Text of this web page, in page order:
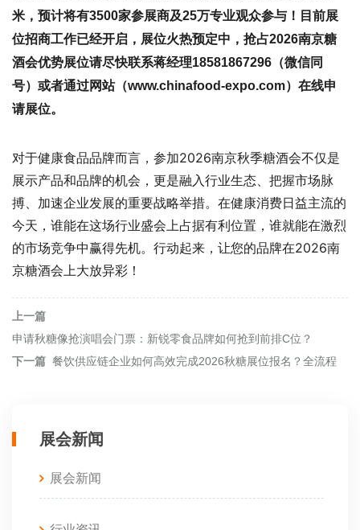
米，预计将有3500家参展商及25万专业观众参与！目前展
位招商工作已经开启，展位火热预定中，抢占2026南京糖
酒会优势展位请尽快联系蒋经理18581867296（微信同
号）或者通过网站（www.chinafood-expo.com）在线申
请展位。
对于健康食品品牌而言，参加2026南京秋季糖酒会不仅是
展示产品和品牌的机会，更是融入行业生态、把握市场脉
搏、加速企业发展的重要战略举措。在健康消费日益主流的
今天，谁能在这场行业盛会上占据有利位置，谁就能在激烈
的市场竞争中赢得先机。行动起来，让您的品牌在2026南
京糖酒会上大放异彩！
上一篇
申请秋糖像抢演唱会门票：新锐零食品牌如何抢到前排C位？
下一篇 餐饮供应链企业如何高效完成2026秋糖展位报名？全流程
展会新闻
展会新闻